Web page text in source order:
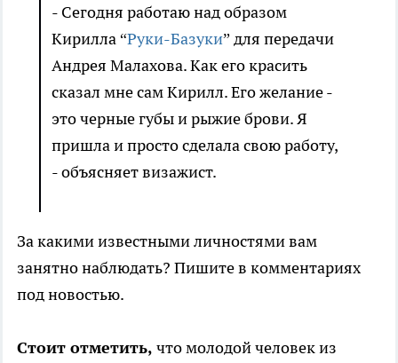
- Сегодня работаю над образом
Кирилла “Руки-Базуки” для передачи
Андрея Малахова. Как его красить
сказал мне сам Кирилл. Его желание -
это черные губы и рыжие брови. Я
пришла и просто сделала свою работу,
- объясняет визажист.
За какими известными личностями вам
занятно наблюдать? Пишите в комментариях
под новостью.
Стоит отметить, что молодой человек из